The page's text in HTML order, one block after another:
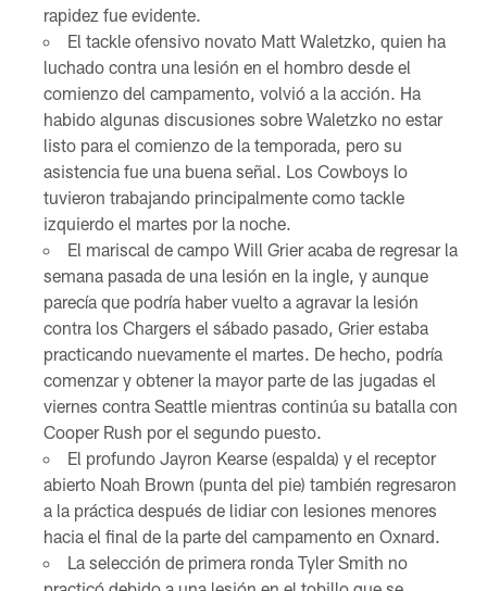
rapidez fue evidente.
El tackle ofensivo novato Matt Waletzko, quien ha
luchado contra una lesión en el hombro desde el
comienzo del campamento, volvió a la acción. Ha
habido algunas discusiones sobre Waletzko no estar
listo para el comienzo de la temporada, pero su
asistencia fue una buena señal. Los Cowboys lo
tuvieron trabajando principalmente como tackle
izquierdo el martes por la noche.
El mariscal de campo Will Grier acaba de regresar la
semana pasada de una lesión en la ingle, y aunque
parecía que podría haber vuelto a agravar la lesión
contra los Chargers el sábado pasado, Grier estaba
practicando nuevamente el martes. De hecho, podría
comenzar y obtener la mayor parte de las jugadas el
viernes contra Seattle mientras continúa su batalla con
Cooper Rush por el segundo puesto.
El profundo Jayron Kearse (espalda) y el receptor
abierto Noah Brown (punta del pie) también regresaron
a la práctica después de lidiar con lesiones menores
hacia el final de la parte del campamento en Oxnard.
La selección de primera ronda Tyler Smith no